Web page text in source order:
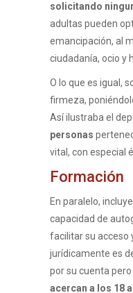
solicitando
adultas pueden
emancipación, al
ciudadanía, ocio y
O lo que es igual,
firmeza,
Así ilustraba el
personas
vital, con especial
Formación
En paralelo,
capacidad de
facilitar su acceso
jurídicamente es
por su cuenta
acercan a los 18